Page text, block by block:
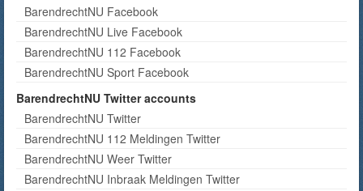
BarendrechtNU Facebook
BarendrechtNU Live Facebook
BarendrechtNU 112 Facebook
BarendrechtNU Sport Facebook
BarendrechtNU Twitter accounts
BarendrechtNU Twitter
BarendrechtNU 112 Meldingen Twitter
BarendrechtNU Weer Twitter
BarendrechtNU Inbraak Meldingen Twitter